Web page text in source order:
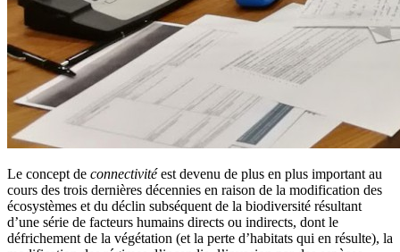
Le concept de connectivitéest devenu de plus en plus important au
cours des trois dernières décennies en raison de la modification des
écosystèmes et du déclin subséquent de la biodiversité résultant
d’une série de facteurs humains directs ou indirects, dont le
défrichement de la végétation (et la perte d’habitats qui en résulte), la